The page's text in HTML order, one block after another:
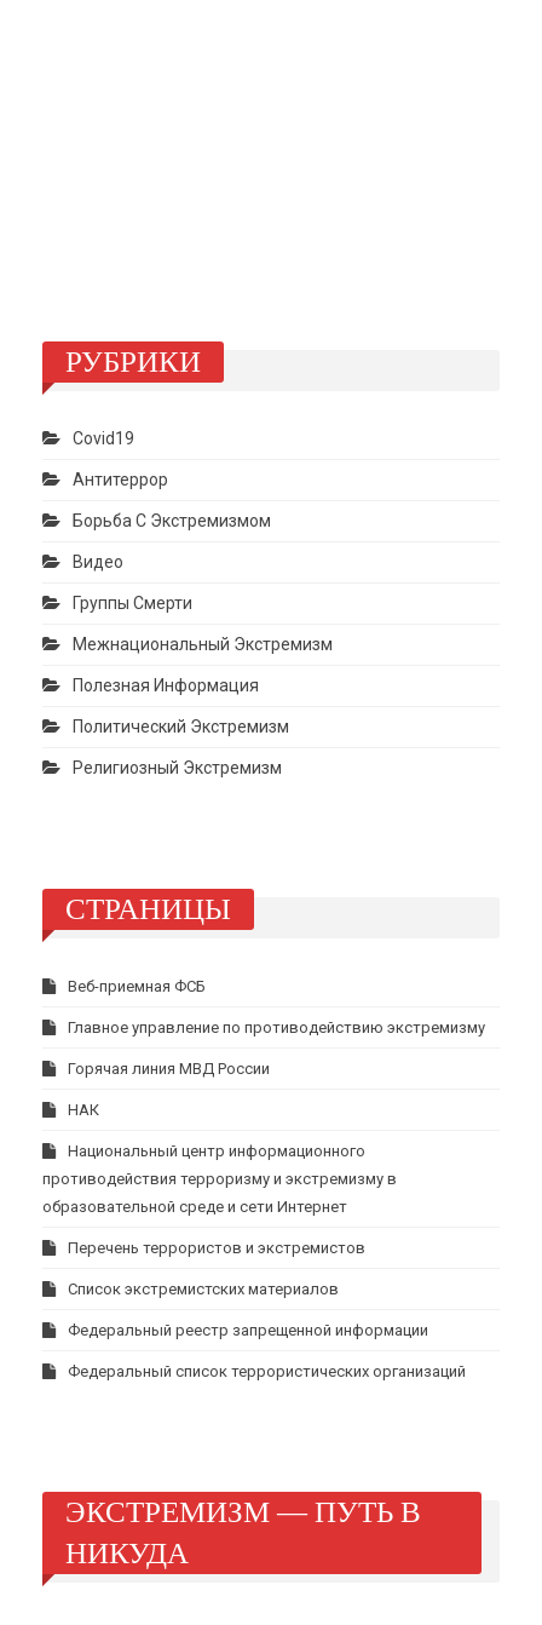
РУБРИКИ
Covid19
Антитеррор
Борьба С Экстремизмом
Видео
Группы Смерти
Межнациональный Экстремизм
Полезная Информация
Политический Экстремизм
Религиозный Экстремизм
СТРАНИЦЫ
Веб-приемная ФСБ
Главное управление по противодействию экстремизму
Горячая линия МВД России
НАК
Национальный центр информационного
противодействия терроризму и экстремизму в
образовательной среде и сети Интернет
Перечень террористов и экстремистов
Список экстремистских материалов
Федеральный реестр запрещенной информации
Федеральный список террористических организаций
ЭКСТРЕМИЗМ — ПУТЬ В
НИКУДА